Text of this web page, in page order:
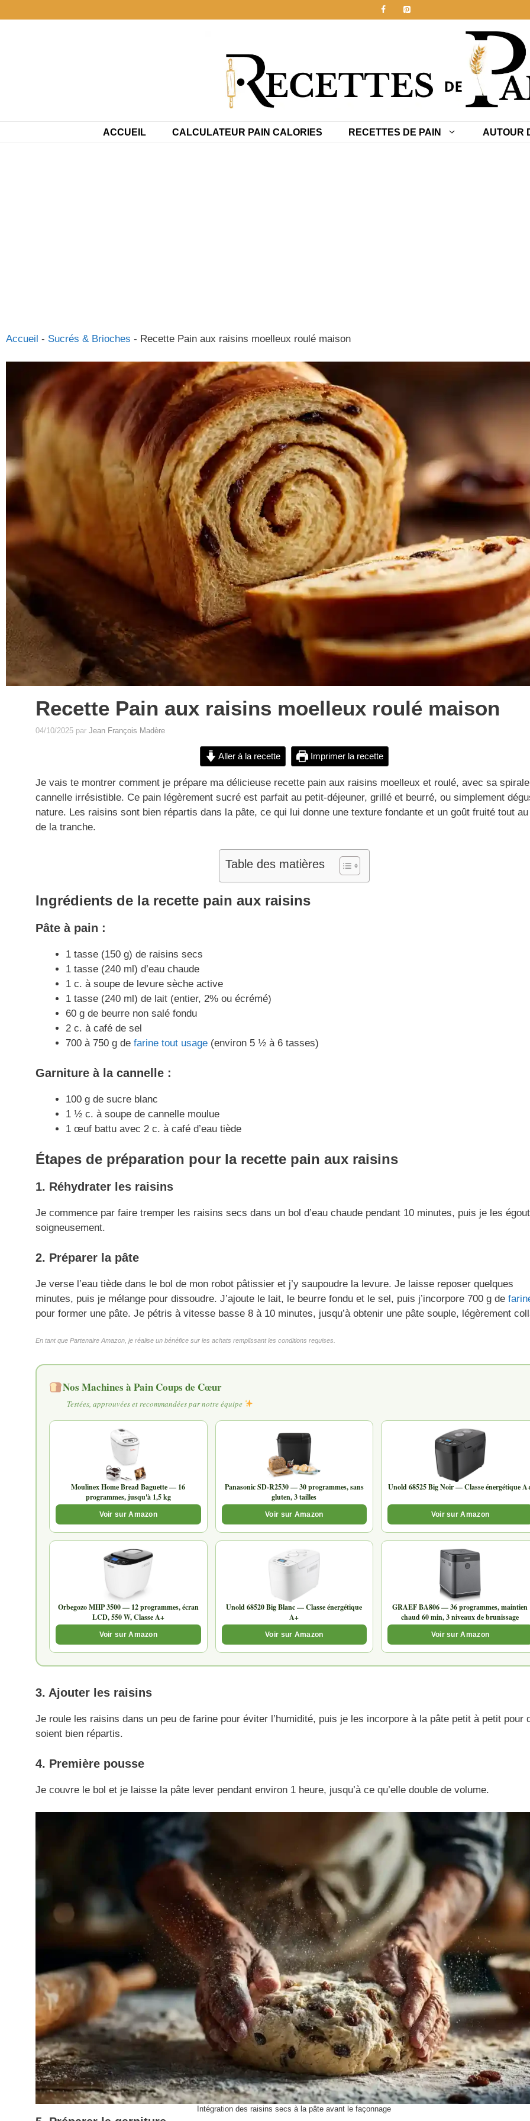
au
ACCUEIL CALCULATEUR PAIN CALORIES RECETTES DE PAIN AUTOUR
Accueil - Sucrés & Brioches - Recette Pain aux raisins moelleux roulé maison
Recette Pain aux raisins moelleux roulé maison
04/10/2025 par Jean François Madère
Aller à la recette Imprimer la recette
Je vais te montrer comment je prépare ma délicieuse recette pain aux raisins moelleux et roulé, avec sa
cannelle irrésistible. Ce pain légèrement sucré est parfait au petit-déjeuner, grillé et beurré, ou simplement
nature. Les raisins sont bien répartis dans la pâte, ce qui lui donne une texture fondante et un goût fruité tout au
de la tranche.
Table des matières
Ingrédientsde la recette pain aux raisins
Pâte à pain :
1 tasse (150 g) de raisins secs
1 tasse (240 ml) d’eau chaude
1 c. à soupe de levure sèche active
1 tasse (240 ml) de lait (entier, 2% ou écrémé)
60 g de beurre non salé fondu
2 c. à café de sel
700 à 750 g de farine tout usage(environ 5 ½ à 6 tasses)
Garniture à la cannelle :
100 g de sucre blanc
1 ½ c. à soupe de cannelle moulue
1 œuf battu avec 2 c. à café d’eau tiède
Étapes de préparation pour la recette pain aux raisins
1. Réhydrater les raisins
Je commence par faire tremper les raisins secs dans un bol d’eau chaude pendant 10 minutes, puis je les
soigneusement.
2. Préparer la pâte
Je verse l’eau tiède dans le bol de mon robot pâtissier et j’y saupoudre la levure. Je laisse reposer quelques
minutes, puis je mélange pour dissoudre. J’ajoute le lait, le beurre fondu et le sel, puis j’incorpore 700 g de
pour former une pâte. Je pétris à vitesse basse 8 à 10 minutes, jusqu’à obtenir une pâte souple, légèrement
En tant que Partenaire Amazon, je réalise un bénéfice sur les achats remplissant les conditions requises.
Nos Machines à Pain Coups de Cœur
Testées, approuvées et recommandées par notre équipe
Moulinex Home Bread Baguette — 16
programmes, jusqu'à 1,5 kg
Voir sur Amazon
Panasonic SD-R2530 — 30 programmes, sans
gluten, 3 tailles
Voir sur Amazon
Unold 68525 Big Noir — Classe énergétique
Voir sur Amazon
Orbegozo MHP 3500 — 12 programmes, écran
LCD, 550 W, Classe A+
Voir sur Amazon
Unold 68520 Big Blanc — Classe énergétique
A+
Voir sur Amazon
GRAEF BA806 — 36 programmes, maintien
chaud 60 min, 3 niveaux de brunissage
Voir sur Amazon
3. Ajouter les raisins
Je roule les raisins dans un peu de farine pour éviter l’humidité, puis je les incorpore à la pâte petit à petit pour
soient bien répartis.
4. Première pousse
Je couvre le bol et je laisse la pâte lever pendant environ 1 heure, jusqu’à ce qu’elle double de volume.
Intégration des raisins secs à la pâte avant le façonnage